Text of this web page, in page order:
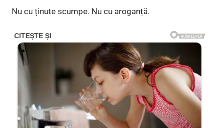
Nu cu ținute scumpe. Nu cu aroganță.